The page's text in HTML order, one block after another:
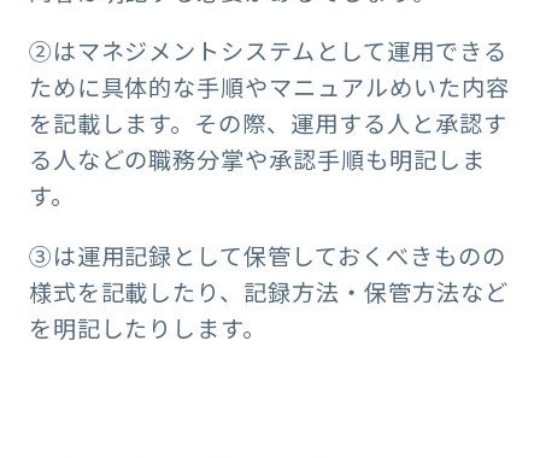
②はマネジメントシステムとして運用できる
ために具体的な手順やマニュアルめいた内容
を記載します。その際、運用する人と承認す
る人などの職務分掌や承認手順も明記しま
す。
③は運用記録として保管しておくべきものの
様式を記載したり、記録方法・保管方法など
を明記したりします。